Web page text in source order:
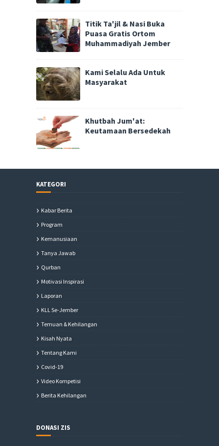
Titik Ta'jil & Nasi Buka
Puasa Gratis Ortom
Muhammadiyah Jember
Kami Selalu Ada Untuk
Masyarakat
Khutbah Jum'at:
Keutamaan Bersedekah
KATEGORI
Kabar Berita
Program
Kemanusiaan
Tanya Jawab
Qurban
Motivasi Inspirasi
Laporan
KLL Se-Jember
Temuan & Kehilangan
Kisah Nyata
Tentang Kami
Covid-19
Video Kompetisi
Berita Kehilangan
DONASI ZIS